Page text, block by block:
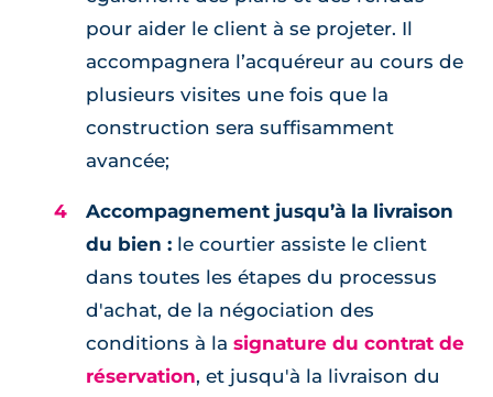
pour aider le client à se projeter. Il
accompagnera l’acquéreur au cours de
plusieurs visites une fois que la
construction sera suffisamment
avancée;
Accompagnement jusqu’à la livraison
du bien : le courtier assiste le client
dans toutes les étapes du processus
d'achat, de la négociation des
conditions à la signature du contrat de
réservation, et jusqu'à la livraison du